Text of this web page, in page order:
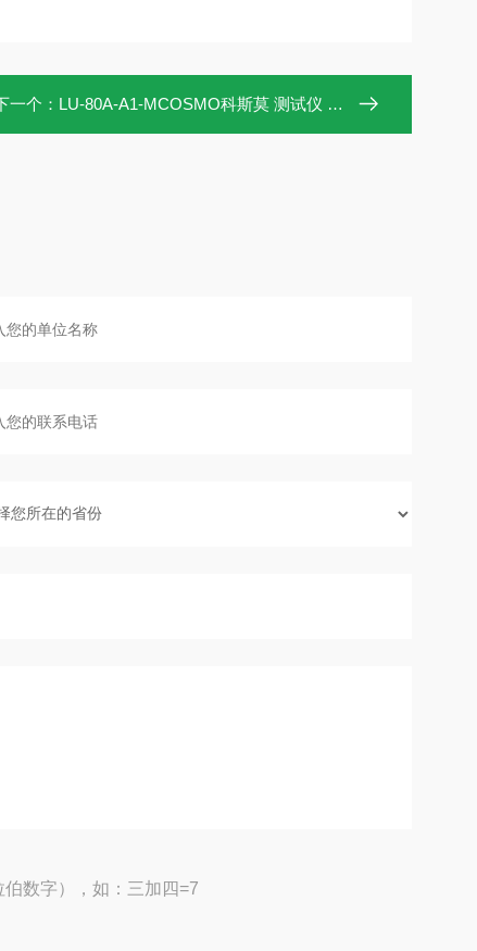
一个： LU‑80A‑A1‑MCOSMO科斯莫 测试仪 浙江
数字），如：三加四=7